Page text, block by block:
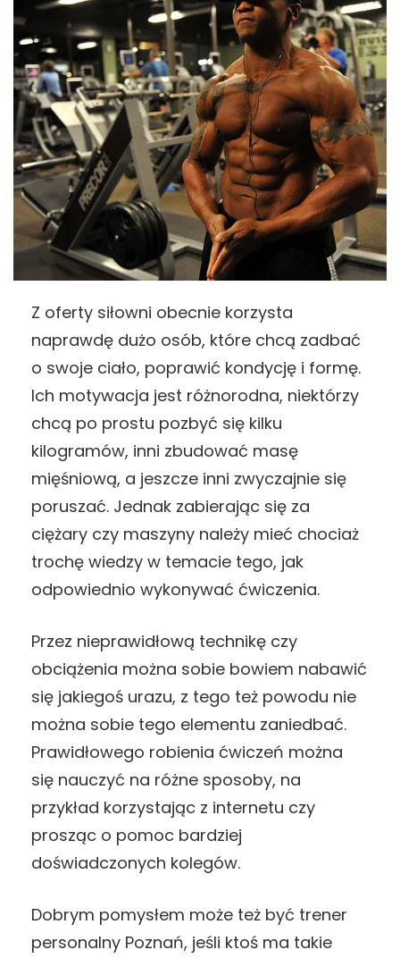
Z oferty siłowni obecnie korzysta
naprawdę dużo osób, które chcą zadbać
o swoje ciało, poprawić kondycję i formę.
Ich motywacja jest różnorodna, niektórzy
chcą po prostu pozbyć się kilku
kilogramów, inni zbudować masę
mięśniową, a jeszcze inni zwyczajnie się
poruszać. Jednak zabierając się za
ciężary czy maszyny należy mieć chociaż
trochę wiedzy w temacie tego, jak
odpowiednio wykonywać ćwiczenia.
Przez nieprawidłową technikę czy
obciążenia można sobie bowiem nabawić
się jakiegoś urazu, z tego też powodu nie
można sobie tego elementu zaniedbać.
Prawidłowego robienia ćwiczeń można
się nauczyć na różne sposoby, na
przykład korzystając z internetu czy
prosząc o pomoc bardziej
doświadczonych kolegów.
Dobrym pomysłem może też być trener
personalny Poznań, jeśli ktoś ma takie